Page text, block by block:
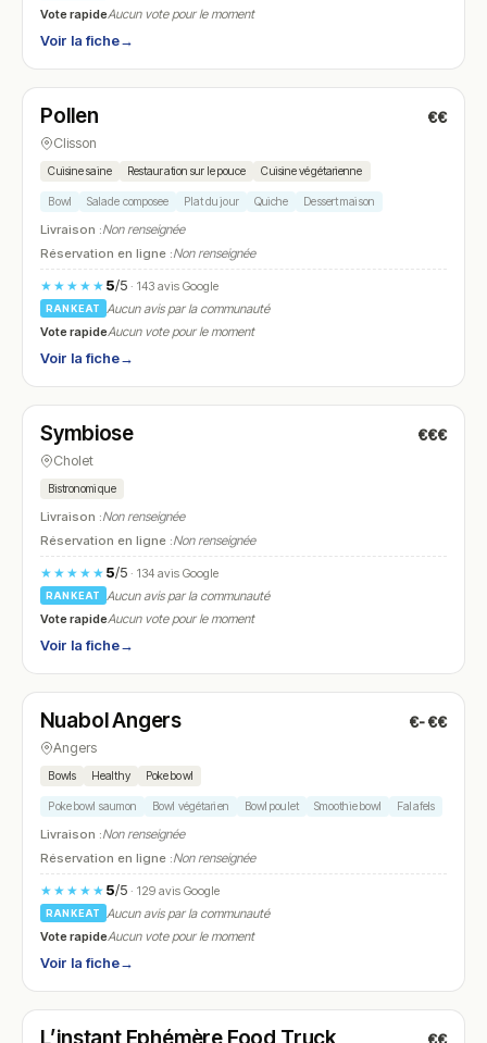
Vote rapideAucun vote pour le moment
Voir la fiche→
N° 5
Pollen €€
Clisson
Cuisine saine Restauration sur le pouce Cuisine végétarienne
Bowl Salade composee Plat du jour Quiche Dessert maison
Livraison :Non renseignée
Réservation en ligne :Non renseignée
★★★★★ 5/5· 143 avis Google
RANKEAT
Aucun avis par la communauté
Vote rapideAucun vote pour le moment
Voir la fiche→
N° 6
Symbiose €€€
Cholet
Bistronomique
Livraison :Non renseignée
Réservation en ligne :Non renseignée
★★★★★ 5/5· 134 avis Google
RANKEAT
Aucun avis par la communauté
Vote rapideAucun vote pour le moment
Voir la fiche→
N° 7
Nuabol Angers €-€€
Angers
Bowls Healthy Poke bowl
Poke bowl saumon Bowl végétarien Bowl poulet Smoothie bowl Falafels
Livraison :Non renseignée
Réservation en ligne :Non renseignée
★★★★★ 5/5· 129 avis Google
RANKEAT
Aucun avis par la communauté
Vote rapideAucun vote pour le moment
Voir la fiche→